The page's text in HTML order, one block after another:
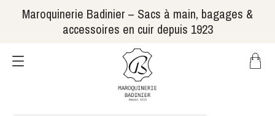
Maroquinerie Badinier – Sacs à main, bagages &
accessoires en cuir depuis 1923